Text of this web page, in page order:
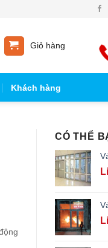
Giỏ hàng
Khách hàng
CÓ THỂ